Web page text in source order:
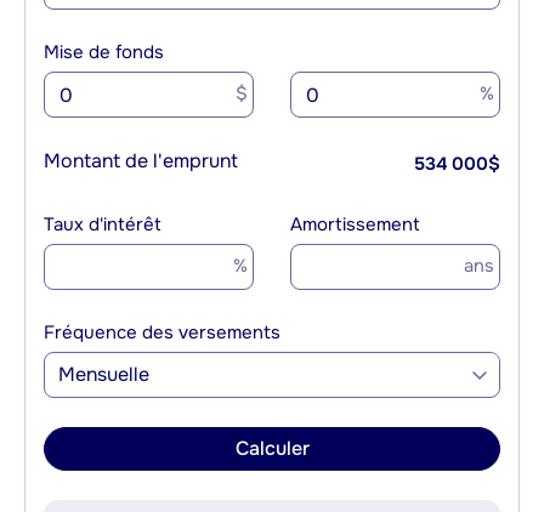
Mise de fonds
$ %
Montant de l'emprunt 534 000$
Taux d'intérêt
%
Amortissement
ans
Fréquence des versements
Mensuelle
Calculer